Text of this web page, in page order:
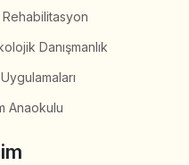
Danışmanlık
Anaokulu